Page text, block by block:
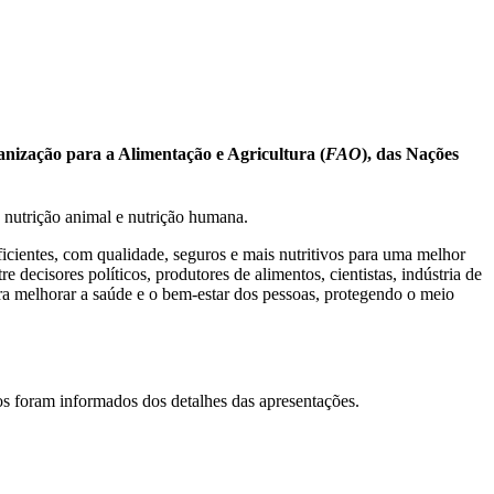
para a Alimentação e Agricultura (FAO), das Nações
animal e nutrição humana.
com qualidade, seguros e mais nutritivos para uma melhor
decisores políticos, produtores de alimentos, cientistas, indústria de
a saúde e o bem-estar dos pessoas, protegendo o meio
foram informados dos detalhes das apresentações.